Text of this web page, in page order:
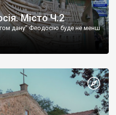
Місто Ч.2
дану" Феодосію буде не менш